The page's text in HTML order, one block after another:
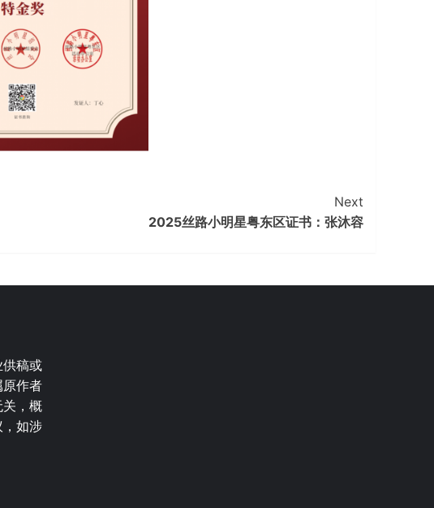
Next
2025丝路小明星粤东区证书：张沐容
供稿或
原作者
关，概
，如涉